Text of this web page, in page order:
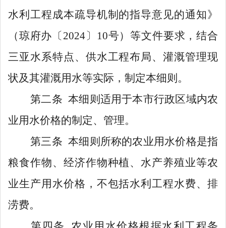
水利工程成本疏导机制的指导意见的通知》
（琼府办〔 2024〕 10号）等文件要求 ，结合
三亚水系特点、供水工程布局、灌溉管理现
状及其灌溉用水等实际，制定本细则。
第二条 本细则适用于本市行政区域内农
业用水价格的制 定、 管理。
第三条 本细则所称的农业用水价格是指
粮食作物、经济作物种植、水产养殖业等农
业生产用水价格，不包括水利工程水费、排
涝费。